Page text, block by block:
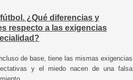
¿Qué diferencias y
respecto a las exigencias
de base, tiene las mismas exigencias
y el miedo nacen de una falsa